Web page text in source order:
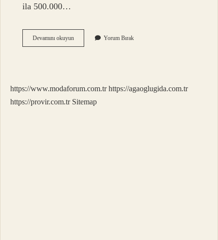
ila 500.000…
Devamını okuyunAmerikada
2024
Yorum Bırak
https://www.modaforum.com.tr https://agaoglugida.com.tr
https://provir.com.tr Sitemap